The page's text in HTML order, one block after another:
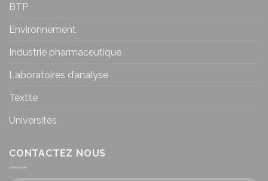
BTP
Environnement
Industrie pharmaceutique
Laboratoires d’analyse
Textile
Universités
CONTACTEZ NOUS